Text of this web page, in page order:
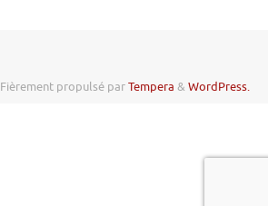
Fièrement propulsé parTempera & WordPress.